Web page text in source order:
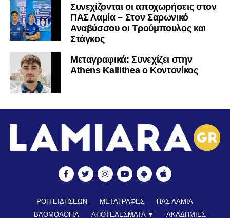
Συνεχίζονται οι αποχωρήσεις στον
ΠΑΣ Λαμία – Στον Σαρωνικό
Αναβύσσου οι Τρούμπουλος και
Στάγκος
Mεταγραφικά: Συνεχίζει στην
Athens Kallithea ο Κοντονίκος
ΡΟΗ ΕΙΔΗΣΕΩΝ ΜΕΤΑΓΡΑΦΕΣ
ΠΑΣ ΛΑΜΙΑ
ΒΑΘΜΟΛΟΓΙΑ
ΑΠΟΤΕΛΕΣΜΑΤΑ ▼ ΑΚΑΔΗΜΙΕΣ